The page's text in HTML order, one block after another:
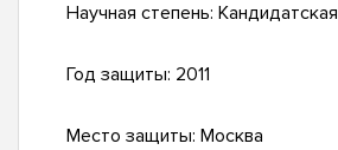
Научная степень: Кандидатская
Год защиты: 2011
Место защиты: Москва